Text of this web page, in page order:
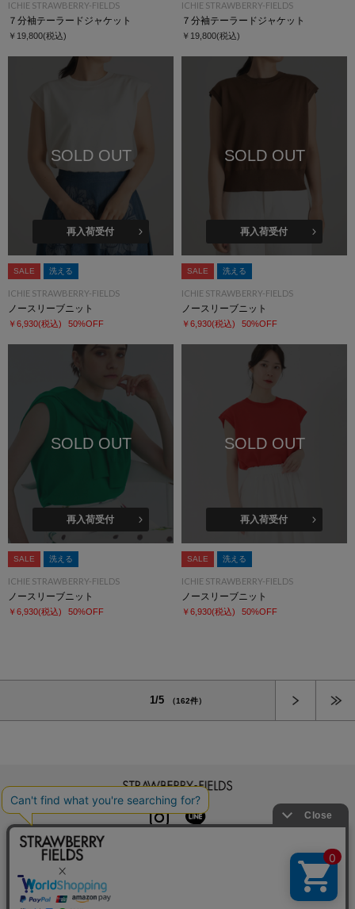
ICHIE STRAWBERRY-FIELDS
７分袖テーラードジャケット
￥19,800(税込)
ICHIE STRAWBERRY-FIELDS
７分袖テーラードジャケット
￥19,800(税込)
SOLD OUT
再入荷受付
SALE 洗える
ICHIE STRAWBERRY-FIELDS
ノースリーブニット
￥6,930(税込) 50%OFF
SOLD OUT
再入荷受付
SALE 洗える
ICHIE STRAWBERRY-FIELDS
ノースリーブニット
￥6,930(税込) 50%OFF
SOLD OUT
再入荷受付
SALE 洗える
ICHIE STRAWBERRY-FIELDS
ノースリーブニット
￥6,930(税込) 50%OFF
SOLD OUT
再入荷受付
SALE 洗える
ICHIE STRAWBERRY-FIELDS
ノースリーブニット
￥6,930(税込) 50%OFF
1/5 （162件）
INSTAGRAM
LINE
初めての方へ 特定商取引法に基づく表記
プライバシーポリシー 会社概要
採用情報 カレンダーコレクション 店舗一覧